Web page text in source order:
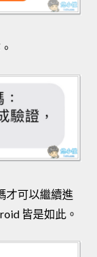
才可以繼續進
皆是如此。